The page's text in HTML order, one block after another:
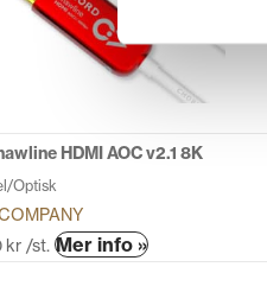
väljas
produktsidan
HDMI AOC v2.1 8K
Optisk
kr /st. Mer info »Den